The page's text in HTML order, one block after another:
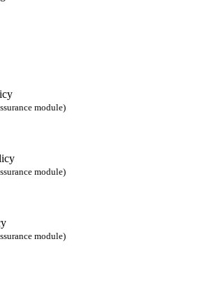
module)
module)
module)